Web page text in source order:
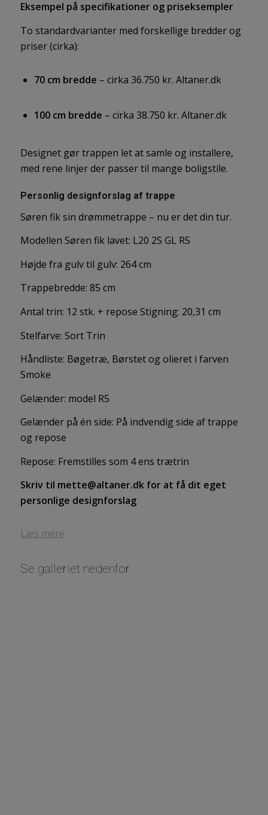
Eksempel på specifikationer og priseksempler
To standardvarianter med forskellige bredder og
priser (cirka):
70 cm bredde – cirka 36.750 kr. Altaner.dk
100 cm bredde – cirka 38.750 kr. Altaner.dk
Designet gør trappen let at samle og installere,
med rene linjer der passer til mange boligstile.
Personlig designforslag af trappe
Søren fik sin drømmetrappe – nu er det din tur.
Modellen Søren fik lavet: L20 2S GL R5
Højde fra gulv til gulv: 264 cm
Trappebredde: 85 cm
Antal trin: 12 stk. + repose Stigning: 20,31 cm
Stelfarve: Sort Trin
Håndliste: Bøgetræ, Børstet og olieret i farven
Smoke
Gelænder: model R5
Gelænder på én side: På indvendig side af trappe
og repose
Repose: Fremstilles som 4 ens trætrin
Skriv til mette@altaner.dk for at få dit eget
personlige designforslag
Læs mere
Se galleriet nedenfor